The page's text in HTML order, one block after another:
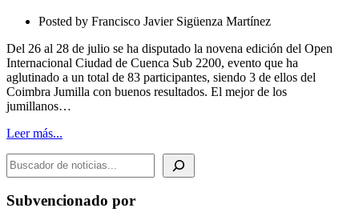
2200.
Finalizado
Posted by Francisco Javier Sigüenza Martínez
Del 26 al 28 de julio se ha disputado la novena edición del Open
Internacional Ciudad de Cuenca Sub 2200, evento que ha
aglutinado a un total de 83 participantes, siendo 3 de ellos del
Coimbra Jumilla con buenos resultados. El mejor de los
jumillanos…
Leer más...
BUSCADOR DE NOTICIAS
Subvencionado por